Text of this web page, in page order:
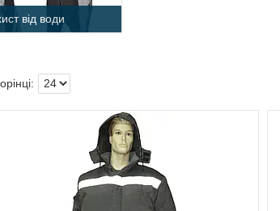
від води